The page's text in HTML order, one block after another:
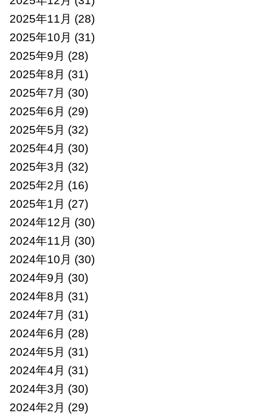
2025年11月 (28)
2025年10月 (31)
2025年9月 (28)
2025年8月 (31)
2025年7月 (30)
2025年6月 (29)
2025年5月 (32)
2025年4月 (30)
2025年3月 (32)
2025年2月 (16)
2025年1月 (27)
2024年12月 (30)
2024年11月 (30)
2024年10月 (30)
2024年9月 (30)
2024年8月 (31)
2024年7月 (31)
2024年6月 (28)
2024年5月 (31)
2024年4月 (31)
2024年3月 (30)
2024年2月 (29)